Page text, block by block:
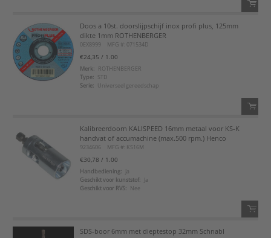
QTY:
Voeg toe aan favorietenlijst
Doos a 10st. doorslijpschijf inox profi plus, 125mm
dikte 1mm ROTHENBERGER
0EX8999 MFG #: 071534D
€24,35 / 1.00
Merk:
ROTHENBERGER
Type:
STD
Serie:
Universeel gereedschap
Voeg toe aan favorietenlijst
Kalibreerdoorn KALISPEED 16mm metaal voor KS-K
handvat of accumachine (max.500 rpm.) Henco
9234606 MFG #: KS16M
€30,78 / 1.00
Handbediening:
Ja
Geschikt voor kunststof:
Ja
Geschikt voor RVS:
Nee
QTY:
SDS-boor 6mm met dieptestop 32mm Schnabl